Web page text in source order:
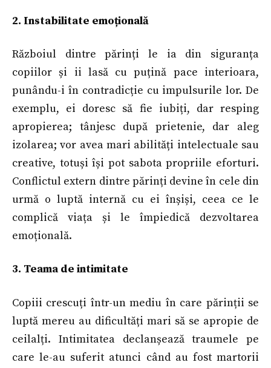
2. Instabilitate emoțională
Războiul dintre părinți le ia din siguranța
copiilor și ii lasă cu puțină pace interioara,
punându-i în contradicție cu impulsurile lor. De
exemplu, ei doresc să fie iubiți, dar resping
apropierea; tânjesc după prietenie, dar aleg
izolarea; vor avea mari abilități intelectuale sau
creative, totuși își pot sabota propriile eforturi.
Conflictul extern dintre părinți devine în cele din
urmă o luptă internă cu ei înșiși, ceea ce le
complică viața și le împiedică dezvoltarea
emoțională.
3. Teama de intimitate
Copiii crescuți într-un mediu în care părinții se
luptă mereu au dificultăți mari să se apropie de
ceilalți. Intimitatea declanșează traumele pe
care le-au suferit atunci când au fost martorii